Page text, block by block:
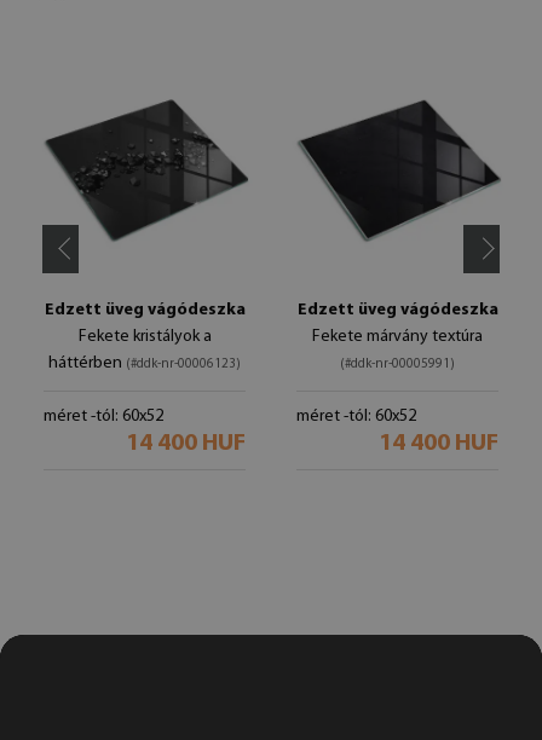
Edzett üveg vágódeszka
Fekete kristályok a
háttérben (#ddk-nr-00006123)
méret -tól: 60x52
14 400 HUF
Edzett üveg vágódeszka
Fekete márvány textúra
(#ddk-nr-00005991)
méret -tól: 60x52
14 400 HUF